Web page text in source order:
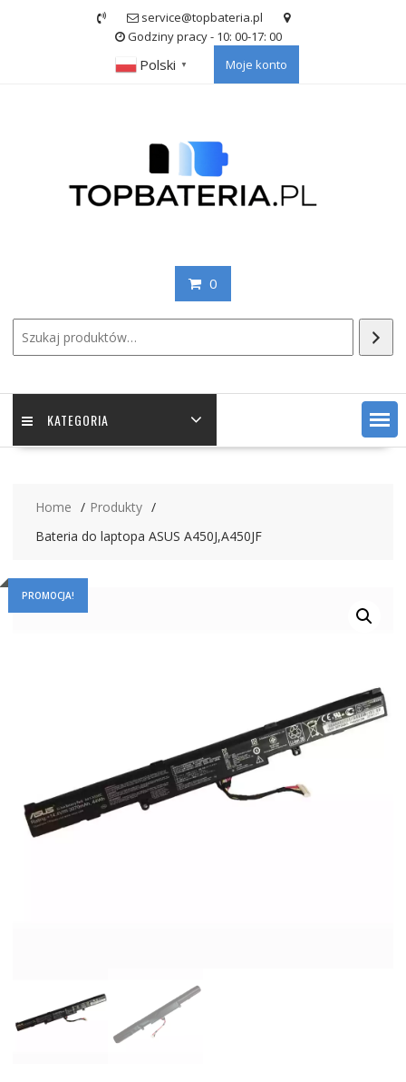
service@topbateria.pl
Godziny pracy - 10: 00-17: 00
Polski ▼ Moje konto
0
KATEGORIA
Home
Produkty
Bateria do laptopa ASUS A450J,A450JF
PROMOCJA!